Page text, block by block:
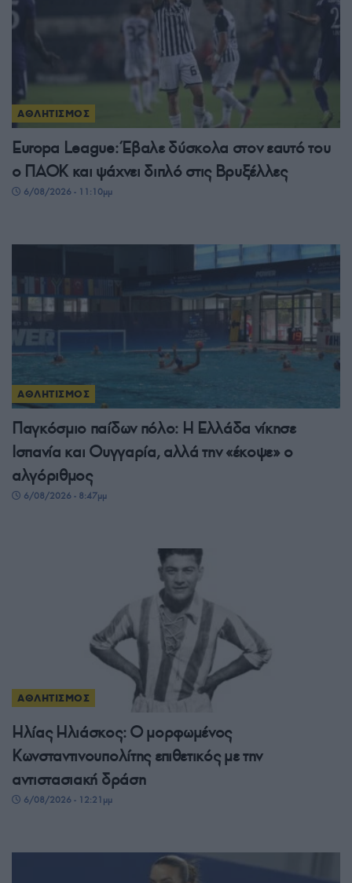
ΑΘΛΗΤΙΣΜΟΣ
Europa League: Έβαλε δύσκολα στον εαυτό του
ο ΠΑΟΚ και ψάχνει διπλό στις Βρυξέλλες
6/08/2026 - 11:10μμ
ΑΘΛΗΤΙΣΜΟΣ
Παγκόσμιο παίδων πόλο: Η Ελλάδα νίκησε
Ισπανία και Ουγγαρία, αλλά την «έκοψε» ο
αλγόριθμος
6/08/2026 - 8:47μμ
ΑΘΛΗΤΙΣΜΟΣ
Ηλίας Ηλιάσκος: Ο μορφωμένος
Κωνσταντινουπολίτης επιθετικός με την
αντιστασιακή δράση
6/08/2026 - 12:21μμ